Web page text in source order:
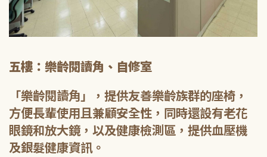
五樓：樂齡閱讀角、自修室
「樂齡閱讀角」，提供友善樂齡族群的座椅，
方便長輩使用且兼顧安全性，同時還設有老花
眼鏡和放大鏡，以及健康檢測區，提供血壓機
及銀髮健康資訊。